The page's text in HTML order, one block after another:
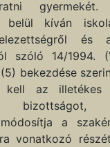
belül kíván
és
szóló 14/1994.
bekezdése
kell az illetékes
a
vonatkozó